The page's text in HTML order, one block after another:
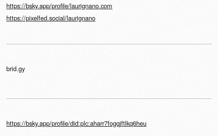
https://bsky.app/profile/laurignano.com
https://pixelfed.social/laurignano
brid.gy
https://bsky.app/profile/did:plc:aharr7fogqjftlkq6heu